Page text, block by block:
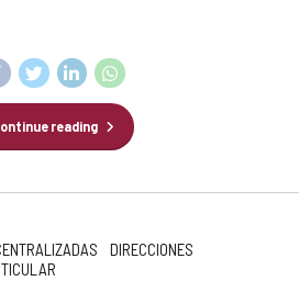
reading
DIRECCIONES